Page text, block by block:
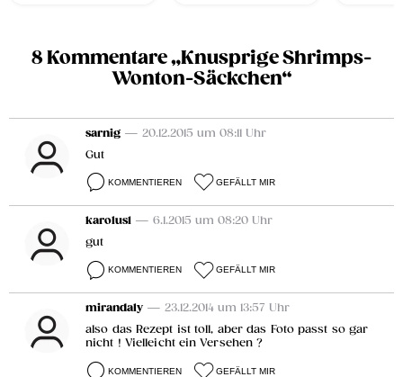
8 Kommentare „Knusprige Shrimps-
Wonton-Säckchen“
sarnig — 20.12.2015 um 08:11 Uhr
Gut
KOMMENTIEREN GEFÄLLT MIR
karolus1 — 6.1.2015 um 08:20 Uhr
gut
KOMMENTIEREN GEFÄLLT MIR
mirandaly — 23.12.2014 um 13:57 Uhr
also das Rezept ist toll, aber das Foto passt so gar
nicht ! Vielleicht ein Versehen ?
KOMMENTIEREN GEFÄLLT MIR